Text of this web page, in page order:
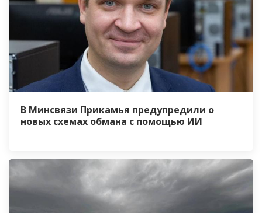
В Минсвязи Прикамья предупредили о
новых схемах обмана с помощью ИИ